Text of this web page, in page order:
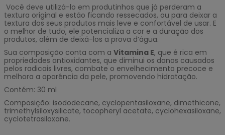
Você deve utilizá-lo em produtinhos que já perderam a
textura original e estão ficando ressecados, ou para deixar a
textura dos seus produtos mais leve e confortável de usar. E
o melhor de tudo, ele potencializa a cor e a duração dos
produtos, além de deixá-los a prova d’água.
Sua composição conta com a Vitamina E, que é rica em
propriedades antioxidantes, que diminui os danos causados
pelos radicais livres, combate o envelhecimento precoce e
melhora a aparência da pele, promovendo hidratação.
Contém: 30 ml
Composição: isododecane, cyclopentasiloxane, dimethicone,
trimethylsiloxysilicate, tocopheryl acetate, cyclohexasiloxane,
cyclotetrasiloxane.